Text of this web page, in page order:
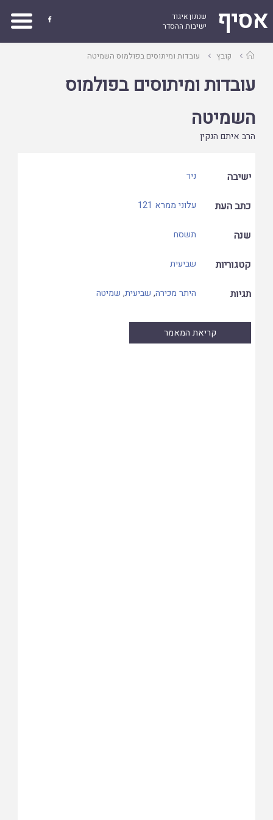
אסיף
שנתון איגוד
ישיבות ההסדר

עמודקובץ עובדות ומיתוסים בפולמוס השמיטה
עובדות ומיתוסים בפולמוס
השמיטה
הרב איתם הנקין
ישיבה ניר
כתב העת עלוני ממרא 121
שנה תשסח
קטגוריות שביעית
תגיות היתר מכירה, שביעית, שמיטה
קריאת המאמר